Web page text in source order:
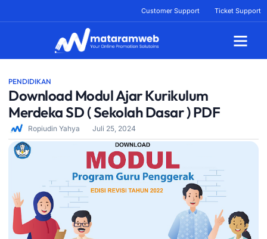
Customer Support Ticket Support
PENDIDIKAN
Download Modul Ajar Kurikulum
Merdeka SD ( Sekolah Dasar ) PDF
Ropiudin Yahya Juli 25, 2024